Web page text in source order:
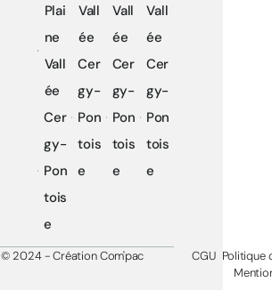
Plai
ne
Vall
ée
Cer
gy-
Pon
tois
e
Vall
ée
Cer
gy-
Pon
tois
e
Vall
ée
Cer
gy-
Pon
tois
e
Vall
ée
Cer
gy-
Pon
tois
e
© 2024 - Création Com'pac CGU Politique